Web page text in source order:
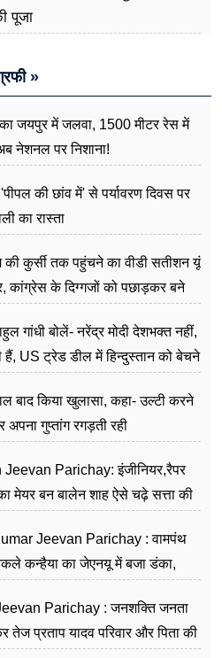
पूजा
»
जयपुर में जलवा, 1500 मीटर रेस में
नेशनल पर निशाना!
की छांव में' से पर्यावरण दिवस पर
का रास्ता
कुर्सी तक पहुंचने का वीडी सतीशन यूं
कांग्रेस के दिग्गजों को पछाड़कर बने
गांधी बोलें- नरेंद्र मोदी देशभक्त नहीं,
हैं, US ट्रेड डील में हिन्दुस्तान को बेचने
बाद किया खुलासा, कहा- उल्टी करने
गुप्तांग रगड़ती रही
Parichay: इंजीनियर,रैपर
मेयर बन बालेन शाह ऐसे चढ़े सत्ता की
Jeevan Parichay : वामपंथ
कन्हैया का जेएनयू में बजा डंका,
Parichay : जनशक्ति जनता
प्रताप यादव परिवार और पिता की